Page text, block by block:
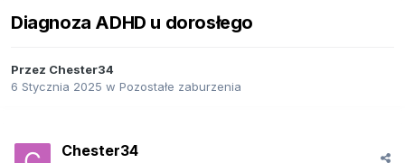
Diagnoza ADHD u dorosłego
Przez Chester34
6 Stycznia 2025 w Pozostałe zaburzenia
Chester34